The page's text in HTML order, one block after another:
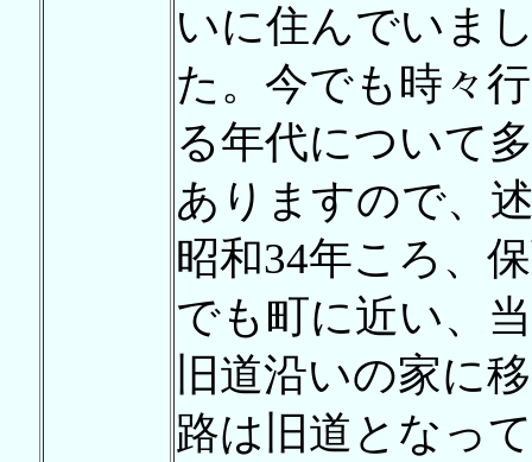
いに住んでいま
た。今でも時々
る年代について
ありますので、
昭和34年ころ、
でも町に近い、
旧道沿いの家に
路は旧道となっ